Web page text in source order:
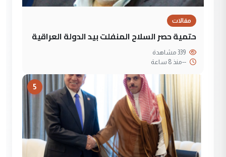
مقالات
حتمية حصر السلاح المنفلت بيد الدولة العراقية
--منذ 8 ساعة
5